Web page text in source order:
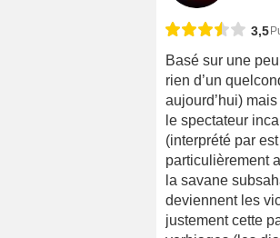
3,5
Basé sur une
rien d’un
aujourd’hui)
le spectateur
(interprété par
particulièrement
la savane
deviennent les
justement cette